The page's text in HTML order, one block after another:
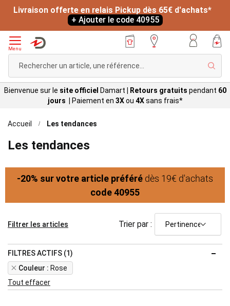
Livraison offerte en relais Pickup dès 65€ d'achats*
+ Ajouter le code 40955
Menu
Bienvenue sur le site officiel Damart Retours gratuits pendant 60
jours |
Paiement en 3Xou 4Xsans frais*
Accueil Les tendances
Les tendances
-20% sur votre article préféré dès 19€ d'achats
code 40955
Trier par :
Filtrer les articles
FILTRES ACTIFS (1)
Couleur
Rose
Remove
This
Item
Tout effacer